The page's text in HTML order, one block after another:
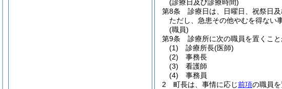
(診療日及び診療時間)
第8条
診療日は、日曜日、祝祭日
ただし、急患その他やむを得ない
(職員)
第9条
診療所に次の職員を置くこと
(1)
診療所長(医師)
(2)
事務長
(3)
看護師
(4)
事務員
2
町長は、事情に応じ前項の職員